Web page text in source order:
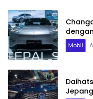
Mobil